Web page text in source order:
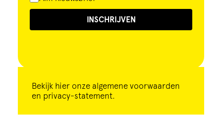
INSCHRIJVEN
Bekijk hier onze algemene voorwaarden
en privacy-statement.